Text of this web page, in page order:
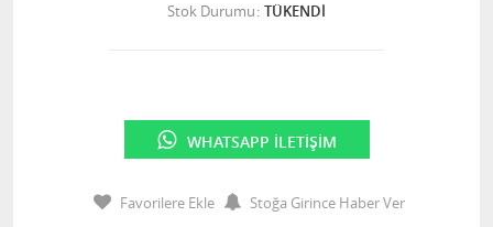
Stok Durumu TÜKENDİ
WHATSAPP İLETIŞIM
Favorilere Ekle
Stoğa Girince Haber Ver